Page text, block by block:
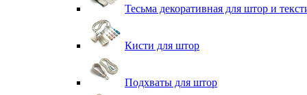
Тесьма декоративная для штор и
Кисти для штор
Подхваты для штор